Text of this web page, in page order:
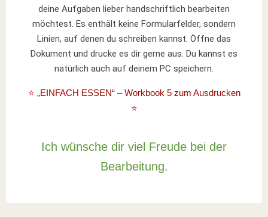
deine Aufgaben lieber handschriftlich bearbeiten
möchtest. Es enthält keine Formularfelder, sondern
Linien, auf denen du schreiben kannst. Öffne das
Dokument und drucke es dir gerne aus. Du kannst es
natürlich auch auf deinem PC speichern.
⭐️ „EINFACH ESSEN“ – Workbook 5 zum Ausdrucken
⭐️
Ich wünsche dir viel Freude bei der
Bearbeitung.